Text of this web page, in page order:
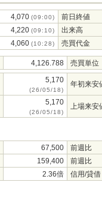
4,070 (09:00)
前日終値
4,220 (09:10)
出来高
4,060 (10:28) 売買代金
4,126.788 売買単位
5,170
(26/05/18)
年初来安
5,170
(26/05/18)
上場来安
67,500
前週比
159,400
前週比
2.36倍 信用/貸借